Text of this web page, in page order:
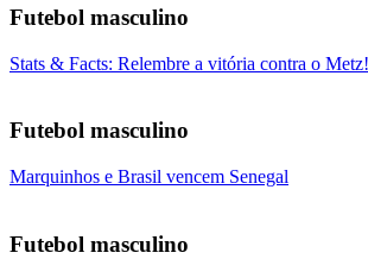
Futebol masculino
Stats & Facts: Relembre a vitória contra o Metz!
Futebol masculino
Marquinhos e Brasil vencem Senegal
Futebol masculino